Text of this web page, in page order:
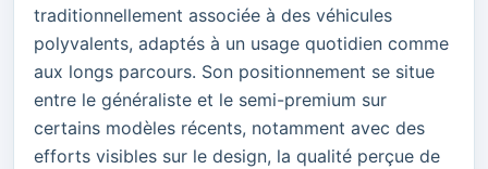
traditionnellement associée à des véhicules
polyvalents, adaptés à un usage quotidien comme
aux longs parcours. Son positionnement se situe
entre le généraliste et le semi-premium sur
certains modèles récents, notamment avec des
efforts visibles sur le design, la qualité perçue de